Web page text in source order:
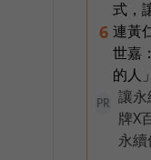
式，
6 連黃
世嘉
的人
PR
讓
牌X
永